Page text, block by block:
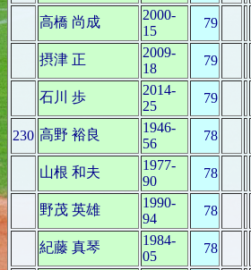
高橋 尚成
2000-
15
79
摂津 正
2009-
18
79
石川 歩
2014-
25
79
230 高野 裕良
1946-
56
78
山根 和夫
1977-
90
78
野茂 英雄
1990-
94
78
紀藤 真琴
1984-
05
78